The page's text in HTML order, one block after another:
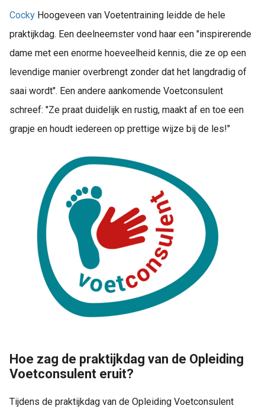
Cocky Hoogeveen van Voetentraining leidde de hele
praktijkdag. Een deelneemster vond haar een "inspirerende
dame met een enorme hoeveelheid kennis, die ze op een
levendige manier overbrengt zonder dat het langdradig of
saai wordt". Een andere aankomende Voetconsulent
schreef: "Ze praat duidelijk en rustig, maakt af en toe een
grapje en houdt iedereen op prettige wijze bij de les!"
Hoe zag de praktijkdag van de Opleiding
Voetconsulent eruit?
Tijdens de praktijkdag van de Opleiding Voetconsulent